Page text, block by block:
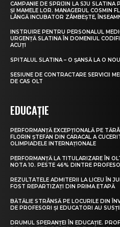
CAMPANIE DE SPRIJIN LA SJU SLATINA
ȘI MAMELE LOR. MANAGERUL COSMIN
LÂNGĂ INCUBATOR ZÂMBEȘTE,
INSTRUIRE PENTRU PERSONALUL
URGENȚĂ SLATINA ÎN DOMENIUL
ACUȚI
SPITALUL SLATINA – O ȘANSĂ LA O
SESIUNE DE CONTRACTARE SERVICII
DE CAS OLT
EDUCAȚIE
PERFORMANȚĂ EXCEPȚIONALĂ PE
FLORIN ȘTEFAN DIN CARACAL A
OLIMPIADELE INTERNAȚIONALE
PERFORMANȚĂ LA TITULARIZARE ÎN
NOTA 10. PESTE 46% DINTRE
REZULTATELE ADMITERII LA LICEU ÎN
FOST REPARTIZAȚI DIN PRIMA ETAPĂ
BĂTĂLIE STRÂNSĂ PE LOCURILE DIN
DE PROFESORI ȘI EDUCATORI AU
DRUMUL SPERANȚEI ÎN EDUCAȚIE.